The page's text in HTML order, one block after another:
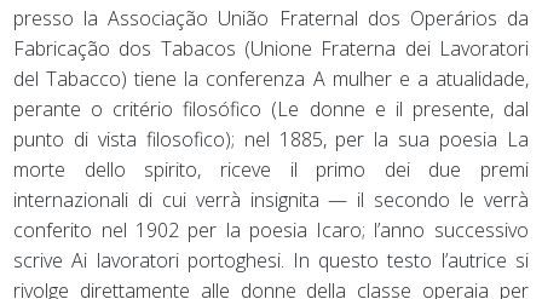
presso la Associação União Fraternal dos Operários da
Fabricação dos Tabacos (Unione Fraterna dei Lavoratori
del Tabacco) tiene la conferenza A mulher e a atualidade,
perante o critério filosófico (Le donne e il presente, dal
punto di vista filosofico); nel 1885, per la sua poesia La
morte dello spirito, riceve il primo dei due premi
internazionali di cui verrà insignita — il secondo le verrà
conferito nel 1902 per la poesia Icaro; l’anno successivo
scrive Ai lavoratori portoghesi. In questo testo l’autrice si
rivolge direttamente alle donne della classe operaia per